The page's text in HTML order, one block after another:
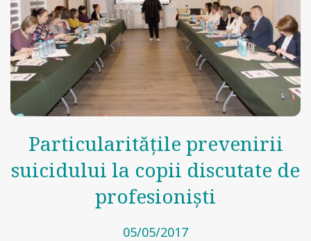
Particularitățile prevenirii
suicidului la copii discutate de
profesioniști
05/05/2017